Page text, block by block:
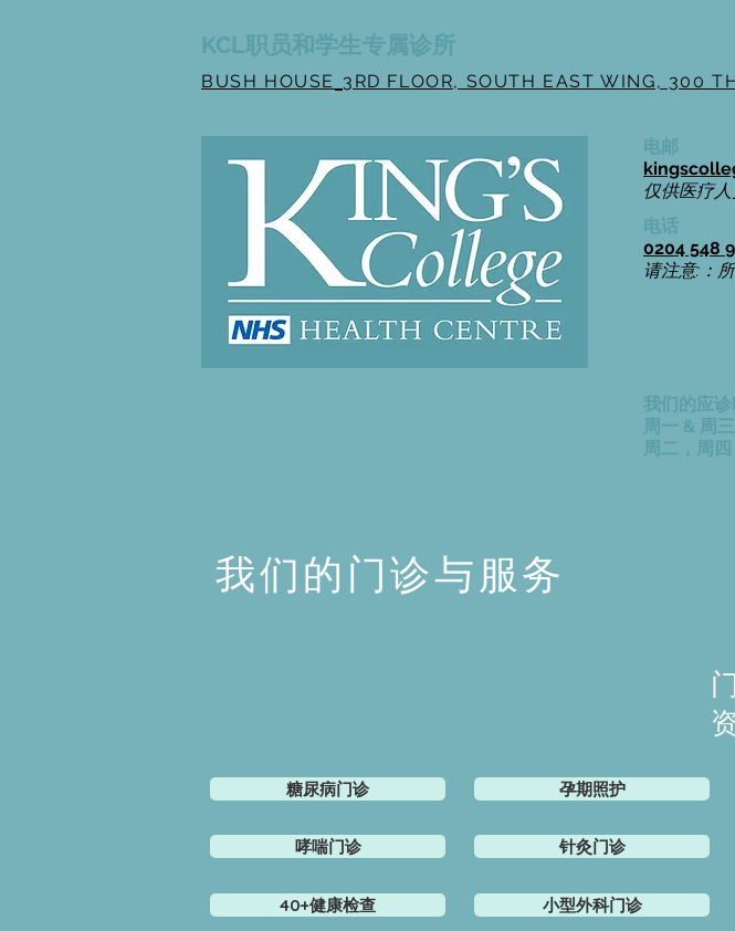
KCL职员和学生专属诊所
BUSH HOUSE 3RD FLOOR, SOUTH EAST WING, 300
电邮
仅供医疗
电话
0204 548
请注意:：
我们的应
周一 & 周
周二，周
我们的门诊与服务
糖尿病门诊 孕期照护
哮喘门诊 针灸门诊
40+健康检查 小型外科门诊